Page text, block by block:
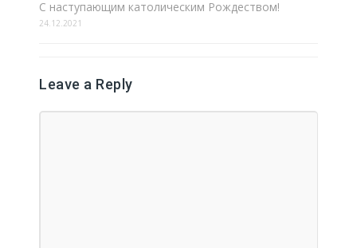
С наступающим католическим Рождеством!
24.12.2021
Leave a Reply